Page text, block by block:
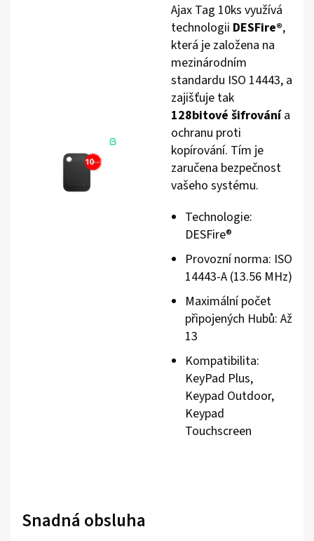
Ajax Tag 10ks využívá
technologii DESFire®,
která je založena na
mezinárodním
standardu ISO 14443, a
zajišťuje tak
128bitové šifrovánía
ochranu proti
kopírování. Tím je
zaručena bezpečnost
vašeho systému.
Technologie:
DESFire®
Provozní norma: ISO
14443-А (13.56 MHz)
Maximální počet
připojených Hubů: Až
13
Kompatibilita:
KeyPad Plus,
Keypad Outdoor,
Keypad
Touchscreen
Snadná obsluha